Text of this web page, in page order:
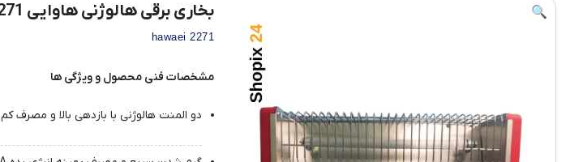
🔍 بخاری برقی هالوژنی هاوایی 2271
2271 hawaei
مشخصات فنی محصول و ویژگی ها
دو المنت هالوژنی با بازدهی بالا و مصرف کم